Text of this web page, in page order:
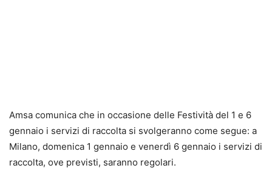
Amsa comunica che in occasione delle Festività del 1 e 6
gennaio i servizi di raccolta si svolgeranno come segue: a
Milano, domenica 1 gennaio e venerdì 6 gennaio i servizi di
raccolta, ove previsti, saranno regolari.